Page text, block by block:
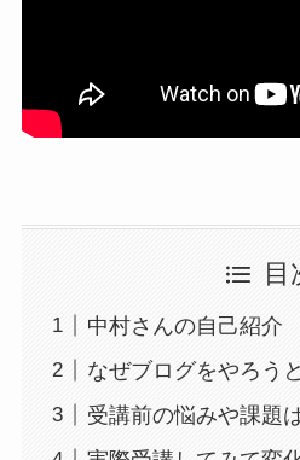
目
中村さんの自己紹介
なぜブログをやろう
受講前の悩みや課題